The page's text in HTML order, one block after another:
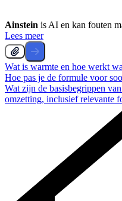
Ainstein is AI en kan fouten
Lees meer
Wat is warmte en hoe werkt
Hoe pas je de formule voor
Wat zijn de basisbegrippen
omzetting, inclusief relevante